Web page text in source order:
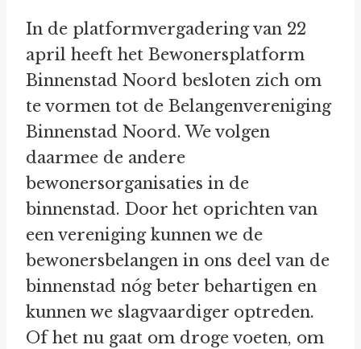
In de platformvergadering van 22
april heeft het Bewonersplatform
Binnenstad Noord besloten zich om
te vormen tot de Belangenvereniging
Binnenstad Noord. We volgen
daarmee de andere
bewonersorganisaties in de
binnenstad. Door het oprichten van
een vereniging kunnen we de
bewonersbelangen in ons deel van de
binnenstad nóg beter behartigen en
kunnen we slagvaardiger optreden.
Of het nu gaat om droge voeten, om